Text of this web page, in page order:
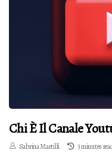
Chi È Il Canale
Sabrina Martilli 3 minutes